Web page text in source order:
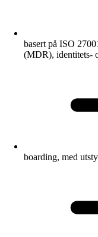
basert på ISO
(MDR), identitets-
boarding, med